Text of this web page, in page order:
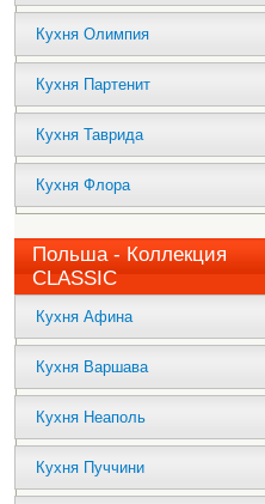
Кухня Олимпия
Кухня Партенит
Кухня Таврида
Кухня Флора
Польша - Коллекция
CLASSIC
Кухня Афина
Кухня Варшава
Кухня Неаполь
Кухня Пуччини